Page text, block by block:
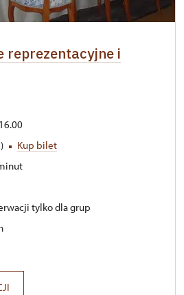
reprezentacyjne i
Kup bilet
tylko dla grup